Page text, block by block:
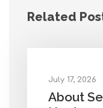
Related
July 17, 2026
About